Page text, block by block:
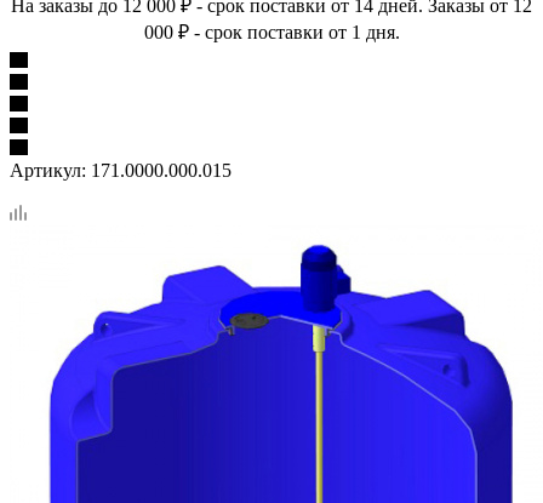
На заказы до 12 000 ₽ - срок поставки от 14 дней. Заказы от 12
000 ₽ - срок поставки от 1 дня.
Артикул: 171.0000.000.015